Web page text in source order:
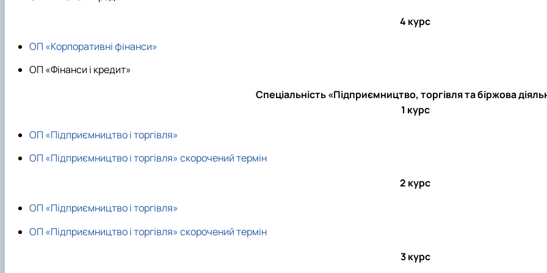
4 курс
ОП «Корпоративні фінанси»
ОП «Фінанси і кредит»
Спеціальність «Підприємництво, торгівля та біржова
1 курс
ОП «Підприємництво і торгівля»
ОП «Підприємництво і торгівля» скорочений термін
2 курс
ОП «Підприємництво і торгівля»
ОП «Підприємництво і торгівля» скорочений термін
3 курс